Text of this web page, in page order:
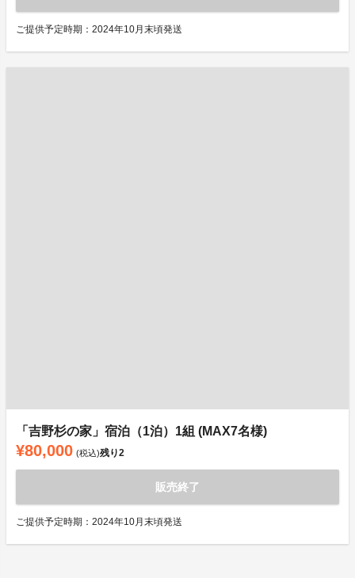
ご提供予定時期：2024年10月末頃発送
「吉野杉の家」宿泊（1泊）1組 (MAX7名様)
¥80,000 (税込)残り2
販売終了
ご提供予定時期：2024年10月末頃発送